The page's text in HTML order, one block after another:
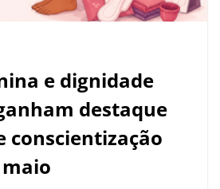
e dignidade
destaque
conscientização